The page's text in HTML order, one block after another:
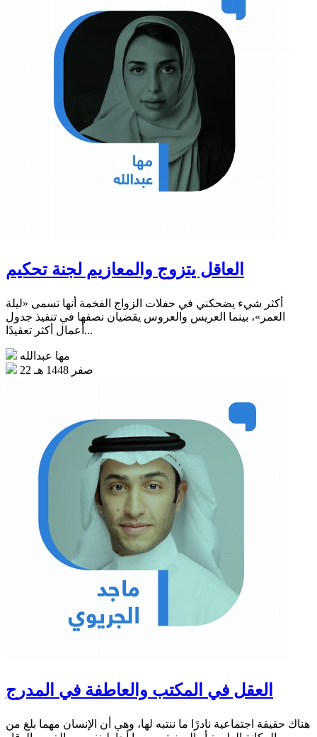
العاقل يتزوج والمعازيم لجنة تحكيم
أكثر شيء يضحكني في حفلات الزواج الفخمة أنها تسمى «ليلة
العمر»، بينما العريس والعروس يقضيان نصفها في تنفيذ جدول
أعمال أكثر تعقيدًا...
مها عبدالله
22 صفر 1448 هـ
العقل في المكتب والعاطفة في المدرج
هناك حقيقة اجتماعية نادرًا ما ننتبه لها، وهي أن الإنسان مهما بلغ من